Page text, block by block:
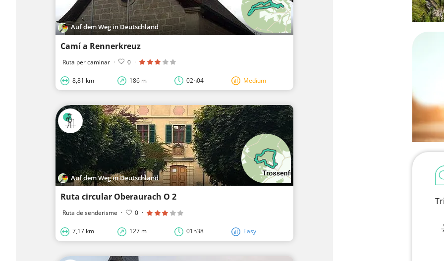
Auf dem Weg in Deutschland
Camí a Rennerkreuz
Ruta per caminar · 0 ·
8,81 km 186 m 02h04 Medium
Auf dem Weg in Deutschland
Ruta circular Oberaurach O 2
Ruta de senderisme · 0 ·
7,17 km 127 m 01h38 Easy